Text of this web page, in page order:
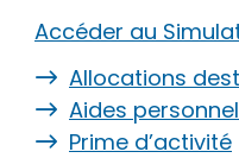
Accéder au
Allocations
Aides
Prime d’activité